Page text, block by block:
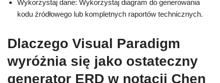
Wykorzystaj dane: Wykorzystaj diagram do generowania
kodu źródłowego lub kompletnych raportów technicznych.
Dlaczego Visual Paradigm
wyróżnia się jako ostateczny
generator ERD w notacji Chen